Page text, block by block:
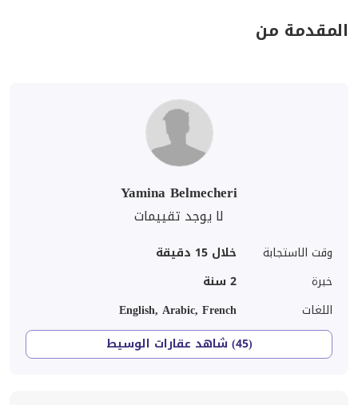
المقدمة من
Yamina Belmecheri
لا يوجد تقييمات
وقت الاستجابة
خلال 15 دقيقة
خبرة
2 سنة
اللغات
English, Arabic, French
(45) شاهد عقارات الوسيط